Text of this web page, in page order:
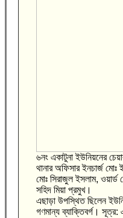
৬নং একাটুনা ইউনিয়নের
থানার অফিসার ইনচার্জ
মোঃ সিরাজুল ইসলাম, ওয়ার্ড
সহিদ মিয়া প্রমুখ।
এছাড়া উপস্থিত ছিলেন
গণমান্য ব্যাক্তিবর্গ। সূত্র: